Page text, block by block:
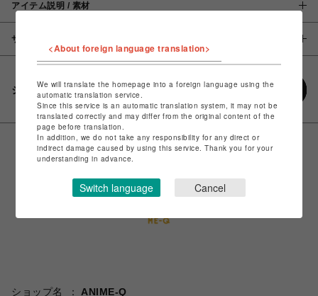
アイテム説明 / 素材
サイズ
シェアする
ショップ名
ANIME-Q
<About foreign language translation>
We will translate the homepage into a foreign language using the
automatic translation service.
Since this service is an automatic translation system, it may not be
translated correctly and may differ from the original content of the
page before translation.
In addition, we do not take any responsibility for any direct or
indirect damage caused by using this service. Thank you for your
understanding in advance.
Switch language Cancel